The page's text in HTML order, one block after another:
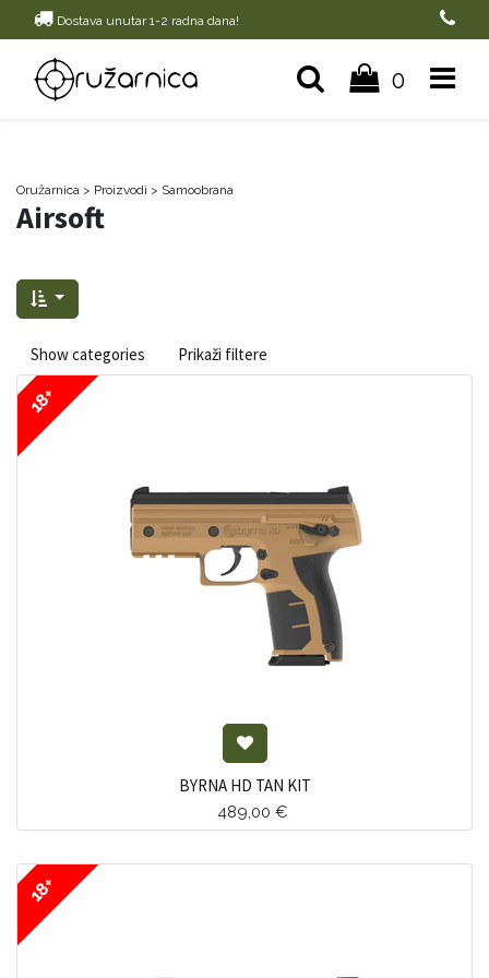
Dostava unutar 1-2 radna dana!
0
Oružarnica > Proizvodi > Samoobrana
Airsoft
Show categories Prikaži filtere
BYRNA HD TAN KIT
489,00 €
18+
18+